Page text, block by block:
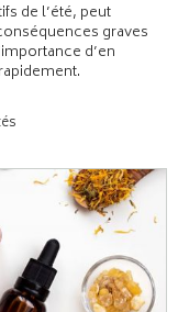
de l’été, peut
graves
d’en